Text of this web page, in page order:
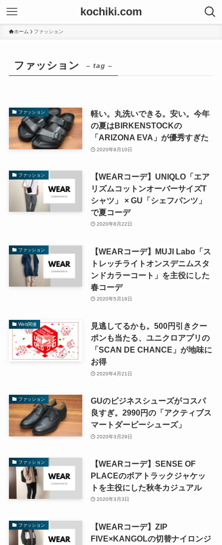
kochiki.com
ホーム ファッション
ファッション – tag –
ファッション
軽い。丸洗いできる。安い。今年
の夏はBIRKENSTOCKの
「ARIZONA EVA」が優秀すぎた
2020年9月10日
ファッション
【WEARコーデ】UNIQLO「エア
リズムコットンオーバーサイズT
シャツ」 × GU「シェフパンツ」
で夏コーデ
2020年8月22日
ファッション
【WEARコーデ】MUJI Labo「ス
トレッチライトオンスデニムスタ
ンドカラーコート」を主役にした
春コーデ
2020年5月16日
Web関連
見逃してるかも。500円引きクー
ポンも当たる、ユニクロアプリの
「SCAN DE CHANCE」が地味に
お得
2020年4月21日
ファッション
GUのビジネスシューズがコスパ
良すぎ。2990円の「アクティブス
マートダービーシューズ」
2020年3月29日
ファッション
【WEARコーデ】SENSE OF
PLACEのボアトラックジャケッ
トを主役にした秋冬カジュアル
2020年3月3日
ファッション
【WEARコーデ】ZIP
FIVE×KANGOLの切替ナイロンジ